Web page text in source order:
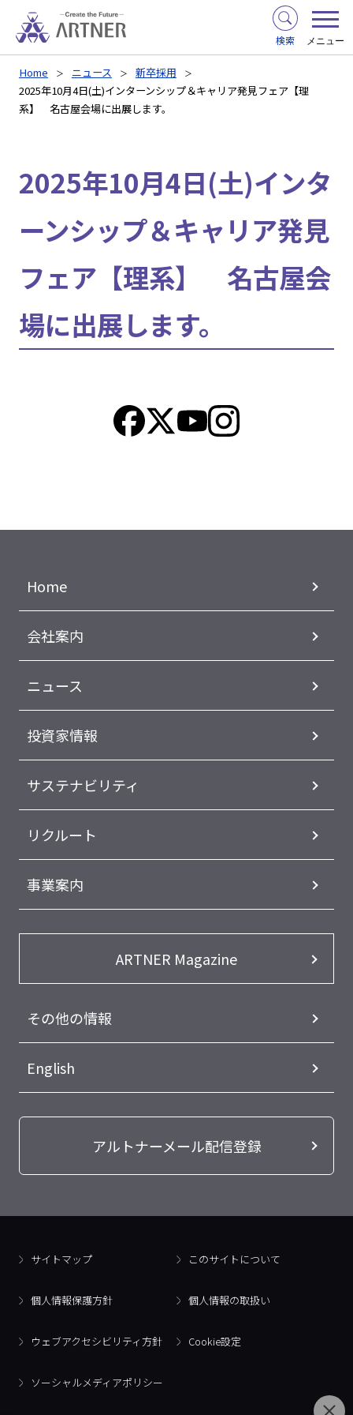
検索 メニュー
Home ニュース
新卒採用
2025年10月4日(土)インターンシップ＆キャリア発見フェア【理
系】 名古屋会場に出展します。
2025年10月4日(土)インタ
ーンシップ＆キャリア発見
フェア【理系】 名古屋会
場に出展します。
Home
会社案内
ニュース
投資家情報
サステナビリティ
リクルート
事業案内
ARTNER Magazine
その他の情報
English
アルトナーメール配信登録
サイトマップ このサイトについて
個人情報保護方針 個人情報の取扱い
ウェブアクセシビリティ方針 Cookie設定
ソーシャルメディアポリシー